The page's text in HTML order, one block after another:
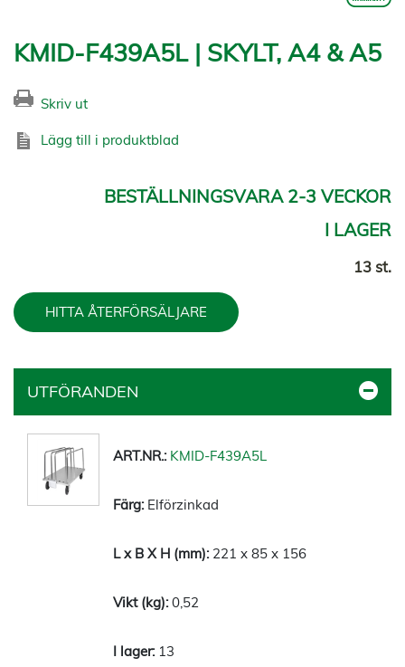
KMID-F439A5L | SKYLT, A4 & A5
Skriv ut
Lägg till i produktblad
BESTÄLLNINGSVARA 2-3 VECKOR
I LAGER
13 st.
HITTA ÅTERFÖRSÄLJARE
UTFÖRANDEN
KMID-F439A5L
Elförzinkad
221 x 85 x 156
0,52
13